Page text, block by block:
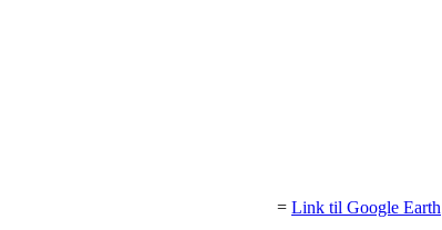
= Link til Google Earth